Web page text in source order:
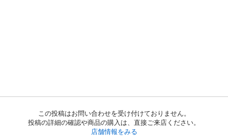
この投稿はお問い合わせを受け付けておりません。
投稿の詳細の確認や商品の購入は、直接ご来店ください。
店舗情報をみる